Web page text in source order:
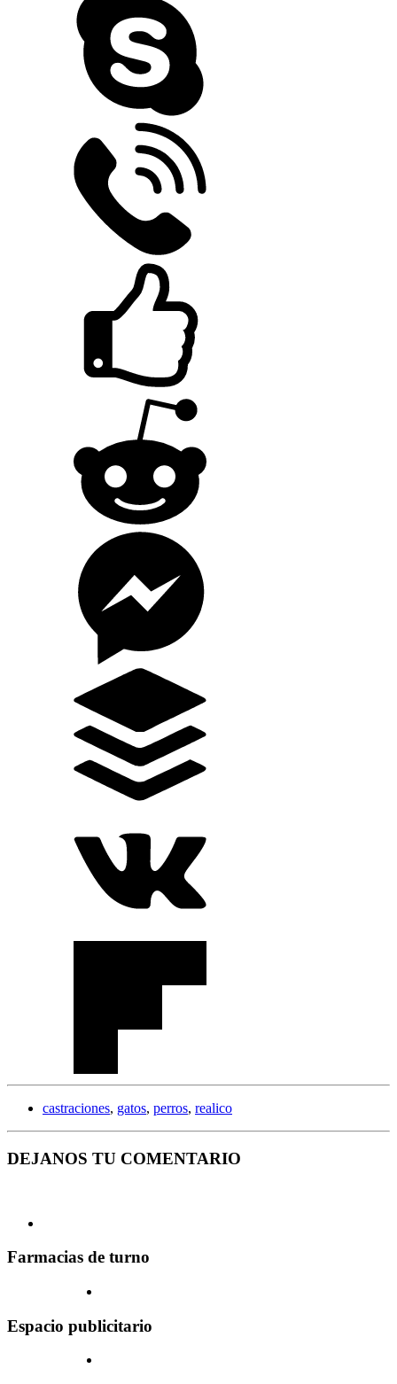
castraciones, gatos, perros, realico
DEJANOS TU COMENTARIO
Farmacias de turno
Espacio publicitario